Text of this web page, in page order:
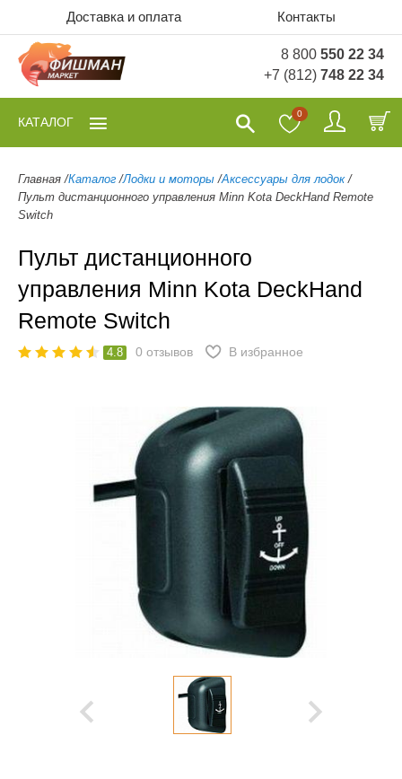
Доставка и оплата Контакты
8 800 550 22 34
+7 (812) 748 22 34
0
КАТАЛОГ
Главная /Каталог /Лодки и моторы /Аксессуары для лодок /
Пульт дистанционного управления Minn Kota DeckHand Remote
Switch
Пульт дистанционного
управления Minn Kota DeckHand
Remote Switch
4.8 0 отзывов В избранное